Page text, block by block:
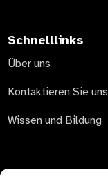
Schnelllinks
Über uns
Kontaktieren Sie uns
Wissen und Bildung